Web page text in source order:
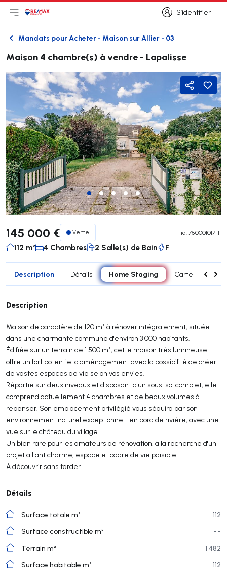
S’identifier
S’identifier
Ouvrir le menu principal
Logo
RetourMandats pour Acheter - Maison sur Allier - 03
Maison 4 chambre(s) à vendre - Lapalisse
Partager
145 000 € Vente id. 750001017-11
112 m² 4 Chambres 2 Salle(s) de Bain F
Description Détails Home Staging Carte
Description
Maison de caractère de 120 m² à rénover intégralement, située
dans une charmante commune d'environ 3 000 habitants.
Édifiée sur un terrain de 1 500 m², cette maison très lumineuse
offre un fort potentiel d'aménagement avec la possibilité de créer
de vastes espaces de vie selon vos envies.
Répartie sur deux niveaux et disposant d'un sous-sol complet, elle
comprend actuellement 4 chambres et de beaux volumes à
repenser. Son emplacement privilégié vous séduira par son
environnement naturel exceptionnel : en bord de rivière, avec une
vue sur le château du village.
Un bien rare pour les amateurs de rénovation, à la recherche d'un
projet alliant charme, espace et cadre de vie paisible.
À découvrir sans tarder !
Détails
Surface totale m²
112
Surface constructible m²
- -
Terrain m²
1 482
Surface habitable m²
112